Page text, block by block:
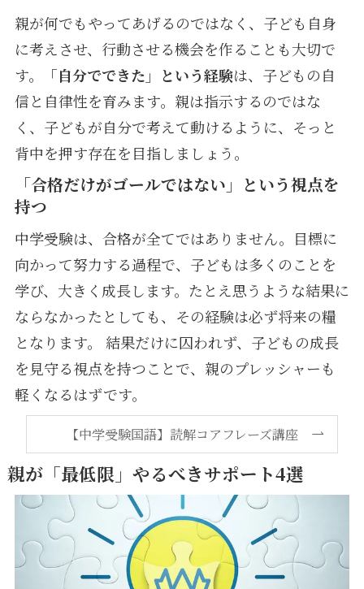
親が何でもやってあげるのではなく、子ども自身
に考えさせ、行動させる機会を作ることも大切で
す。
「自分でできた」という経験は、子どもの自
信と自律性を育みます。親は指示するのではな
く、子どもが自分で考えて動けるように、そっと
背中を押す存在を目指しましょう。
「合格だけがゴールではない」という視点を
持つ
中学受験は、合格が全てではありません。目標に
向かって努力する過程で、子どもは多くのことを
学び、大きく成長します。たとえ思うような結果に
ならなかったとしても、その経験は必ず将来の糧
となります。 結果だけに囚われず、子どもの成長
を見守る視点を持つことで、親のプレッシャーも
軽くなるはずです。
【中学受験国語】読解コアフレーズ講座
親が「最低限」やるべきサポート4選